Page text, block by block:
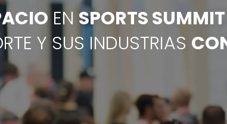
EN SPORTS
Y SUS INDUSTRIAS